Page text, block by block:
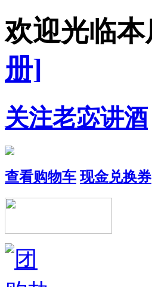
册]
关注老宓讲酒
查看购物车 现金兑换券